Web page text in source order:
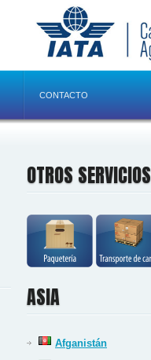
CONTACTO
OTROS SERVICIOS
ASIA
Afganistán